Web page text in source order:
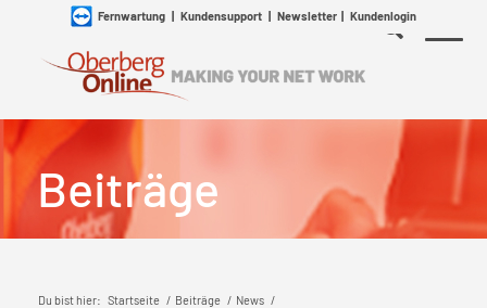
Fernwartung| Kundensupport| Newsletter| Kundenlogin
Beiträge
Du bist hier: Startseite / Beiträge / News /